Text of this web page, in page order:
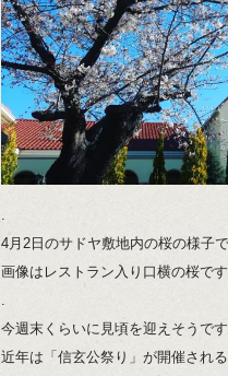
.
4月2日のサドヤ敷地内の桜の様子
画像はレストラン入り口横の桜で
.
今週末くらいに見頃を迎えそうで
近年は「信玄公祭り」が開催され